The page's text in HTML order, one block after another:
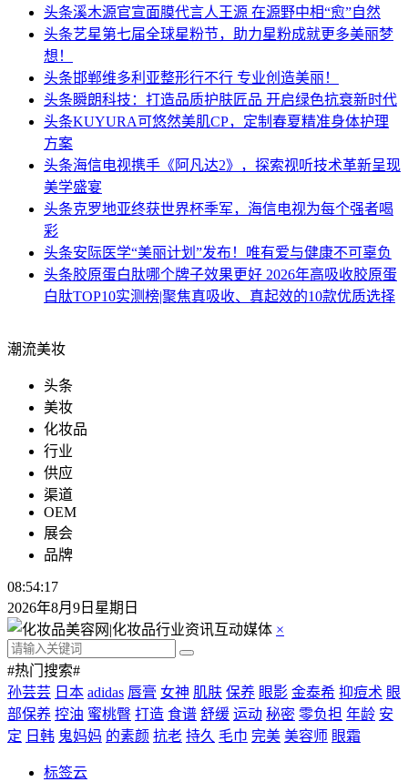
头条溪木源官宣面膜代言人王源 在源野中相“愈”自然
头条艺星第七届全球星粉节，助力星粉成就更多美丽梦
想！
头条邯郸维多利亚整形行不行 专业创造美丽！
头条瞬朗科技：打造品质护肤匠品 开启绿色抗衰新时代
头条KUYURA可悠然美肌CP，定制春夏精准身体护理
方案
头条海信电视携手《阿凡达2》，探索视听技术革新呈现
美学盛宴
头条克罗地亚终获世界杯季军，海信电视为每个强者喝
彩
头条安际医学“美丽计划”发布！唯有爱与健康不可辜负
头条胶原蛋白肽哪个牌子效果更好 2026年高吸收胶原蛋
白肽TOP10实测榜|聚焦真吸收、真起效的10款优质选择
潮流美妆
头条
美妆
化妆品
行业
供应
渠道
OEM
展会
品牌
08:54:18
2026年8月9日星期日
×
#热门搜索#
孙芸芸 日本 adidas 唇膏 女神 肌肤 保养 眼影 金泰希 抑痘术 眼
部保养 控油 蜜桃臀 打造 食谱 舒缓 运动 秘密 零负担 年龄 安
定 日韩 鬼妈妈 的素颜 抗老 持久 毛巾 完美 美容师 眼霜
标签云